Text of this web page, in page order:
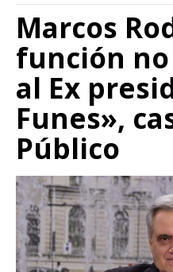
Marcos
función
al Ex
Funes»,
Público